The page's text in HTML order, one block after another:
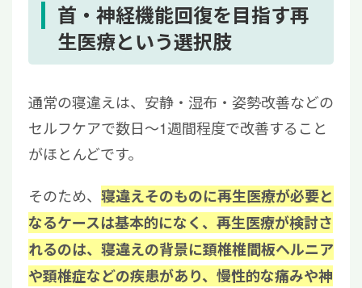
首・神経機能回復を目指す再
生医療という選択肢
通常の寝違えは、安静・湿布・姿勢改善などの
セルフケアで数日〜1週間程度で改善すること
がほとんどです。
そのため、 寝違えそのものに再生医療が必要と
なるケースは基本的になく、再生医療が検討さ
れるのは、寝違えの背景に頚椎椎間板ヘルニア
や頚椎症などの疾患があり、慢性的な痛みや神